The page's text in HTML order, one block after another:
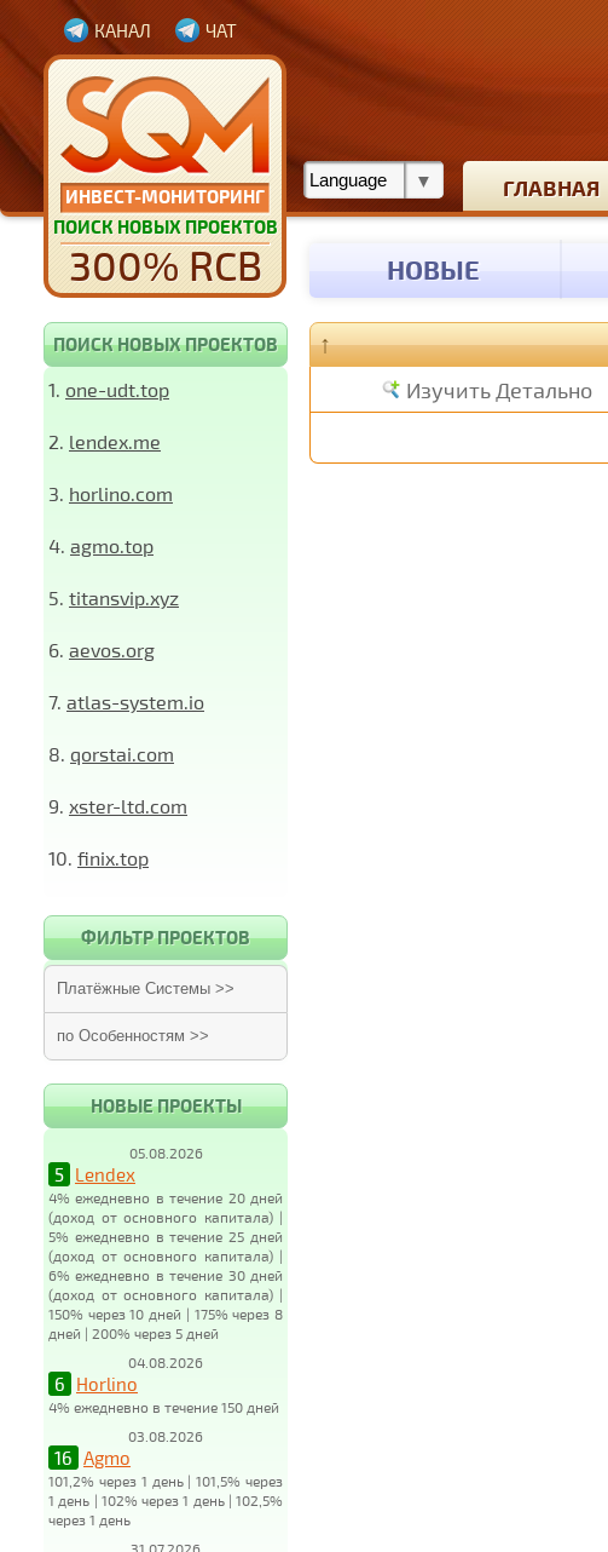
ИНВЕСТ-МОНИТОРИНГ
ПОИСК НОВЫХ ПРОЕКТОВ
300% RCB
КАНАЛ ЧАТ
ГЛАВНАЯ
НОВЫЕ
ПОИСК НОВЫХ ПРОЕКТОВ
1. one-udt.top
2. lendex.me
3. horlino.com
4. agmo.top
5. titansvip.xyz
6. aevos.org
7. atlas-system.io
8. qorstai.com
9. xster-ltd.com
10. finix.top
ФИЛЬТР ПРОЕКТОВ
Платёжные Системы >>
по Особенностям >>
НОВЫЕ ПРОЕКТЫ
05.08.2026
5 Lendex
4% ежедневно в течение 20 дней
(доход от основного капитала) |
5% ежедневно в течение 25 дней
(доход от основного капитала) |
6% ежедневно в течение 30 дней
(доход от основного капитала) |
150% через 10 дней | 175% через 8
дней | 200% через 5 дней
04.08.2026
6 Horlino
4% ежедневно в течение 150 дней
03.08.2026
16 Agmo
101,2% через 1 день | 101,5% через
1 день | 102% через 1 день | 102,5%
через 1 день
31.07.2026
↑
Изучить Детально